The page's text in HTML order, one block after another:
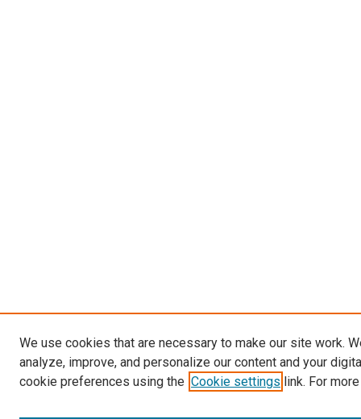
We use cookies that are necessary to make our site work.
analyze, improve, and personalize our content and your
cookie preferences using the Cookie settings link. For